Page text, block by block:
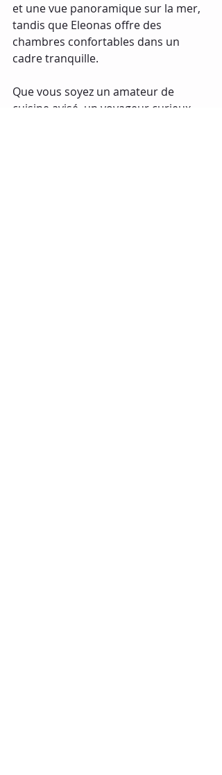
et une vue panoramique sur la mer,
tandis que Eleonas offre des
chambres confortables dans un
cadre tranquille.
Que vous soyez un amateur de
cuisine avisé, un voyageur curieux